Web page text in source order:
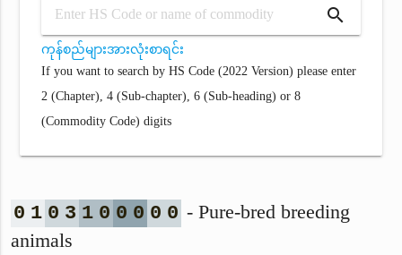
search
ကုန်စည်များအားလုံးစာရင်း
If you want to search by HS Code (2022 Version) please enter
2 (Chapter), 4 (Sub-chapter), 6 (Sub-heading) or 8
(Commodity Code) digits
0 1 0 3 1 0 0 0 0 0 - Pure-bred breeding
animals